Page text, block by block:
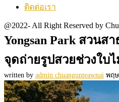
ติดต่อเรา
@2022- All Right Reserved by
Yongsan Park สวนส
จุดถ่ายรูปสวยช่วงใบ
written by admin chuangunteawnai พฤ